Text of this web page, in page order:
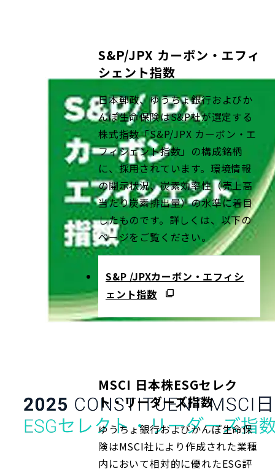
S&P/JPX カーボン・エフィ
シェント指数
日本郵政、ゆうちょ銀行およびか
んぽ生命保険はS&P社が選定する
株式指数「S&P/JPX カーボン・エ
フィシェント指数」の構成銘柄
に、採用されています。環境情報
の開示状況、炭素効率性（売上高
当たり炭素排出量）の水準に着目
したものです。詳しくは、以下の
ページをご覧ください。
S&P /JPXカーボン・エフィシ
ェント指数
MSCI 日本株ESGセレク
ト・リーダーズ指数
ゆうちょ銀行およびかんぽ生命保
険はMSCI社により作成された業種
内において相対的に優れたESG評